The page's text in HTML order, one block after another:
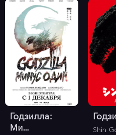
Годзилла:
Ми...
Shin